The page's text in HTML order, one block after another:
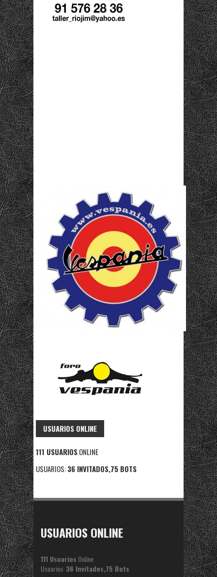
USUARIOS ONLINE
111 USUARIOSONLINE
USUARIOS:36 INVITADOS,75 BOTS
USUARIOS ONLINE
111 Usuarios Online
Usuarios:36 Invitados,75 Bots